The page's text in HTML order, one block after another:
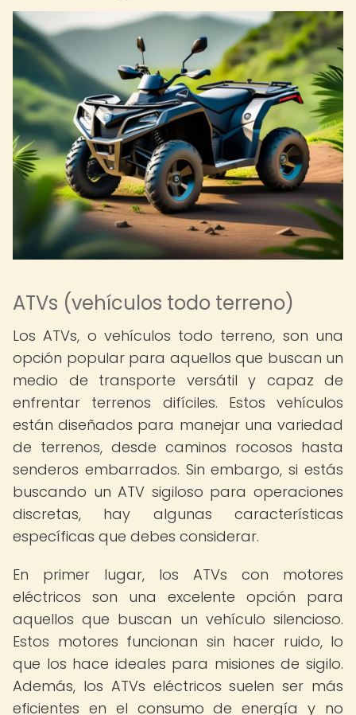
ATVs (vehículos todo terreno)
Los ATVs, o vehículos todo terreno, son una
opción popular para aquellos que buscan un
medio de transporte versátil y capaz de
enfrentar terrenos difíciles. Estos vehículos
están diseñados para manejar una variedad
de terrenos, desde caminos rocosos hasta
senderos embarrados. Sin embargo, si estás
buscando un ATV sigiloso para operaciones
discretas, hay algunas características
específicas que debes considerar.
En primer lugar, los ATVs con motores
eléctricos son una excelente opción para
aquellos que buscan un vehículo silencioso.
Estos motores funcionan sin hacer ruido, lo
que los hace ideales para misiones de sigilo.
Además, los ATVs eléctricos suelen ser más
eficientes en el consumo de energía y no